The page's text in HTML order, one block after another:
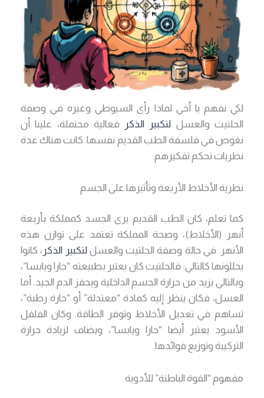
لكي نفهم يا أخي لماذا رأى السيوطي وغيره في وصفة
الحلتيت والعسل لتكبير الذكر
فعالية محتملة، علينا أن
نغوص في فلسفة الطب القديم نفسها. كانت هناك عدة
نظريات تحكم تفكيرهم:
نظرية الأخلاط الأربعة وتأثيرها على الجسم
كما تعلم، كان الطب القديم يرى الجسد كمملكة بأربعة
أنهر (الأخلاط)، وصحة المملكة تعتمد على توازن هذه
الأنهر. في حالة وصفة الحلتيت والعسللتكبير الذكر ، كانوا
يحللونها كالتالي: فالحلتيت كان يعتبر بطبيعته “حارا ويابسا”،
وبالتالي يزيد من حرارة الجسم الداخلية ويحفز الدم الجيد. أما
العسل، فكان ينظر إليه كمادة “معتدلة” أو “حارة رطبة”،
تساهم في تعديل الأخلاط وتوفر الطاقة. وكان الفلفل
الأسود يعتبر أيضا “حارا ويابسا”، ويضاف لزيادة حرارة
التركيبة وتوزيع فوائدها.
مفهوم “القوة الباطنة” للأدوية